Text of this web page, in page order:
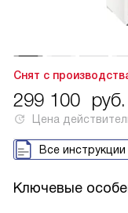
Снят с
299 100 руб.
Цена
Все инструкции
Ключевые